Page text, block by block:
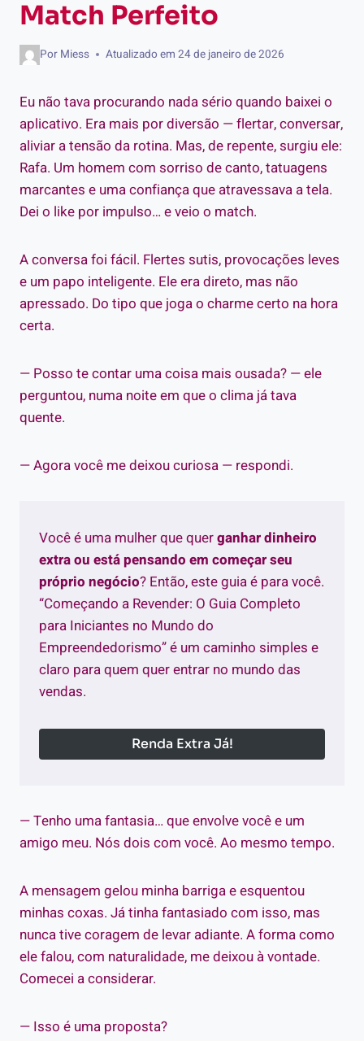
Match Perfeito
Por Miess Atualizado em 24 de janeiro de 2026
Eu não tava procurando nada sério quando baixei o
aplicativo. Era mais por diversão — flertar, conversar,
aliviar a tensão da rotina. Mas, de repente, surgiu ele:
Rafa. Um homem com sorriso de canto, tatuagens
marcantes e uma confiança que atravessava a tela.
Dei o like por impulso… e veio o match.
A conversa foi fácil. Flertes sutis, provocações leves
e um papo inteligente. Ele era direto, mas não
apressado. Do tipo que joga o charme certo na hora
certa.
— Posso te contar uma coisa mais ousada? — ele
perguntou, numa noite em que o clima já tava
quente.
— Agora você me deixou curiosa — respondi.
Você é uma mulher que querganhar dinheiro
extra ou está pensando em começar seu
próprio negócio? Então, este guia é para você.
“Começando a Revender: O Guia Completo
para Iniciantes no Mundo do
Empreendedorismo” é um caminho simples e
claro para quem quer entrar no mundo das
vendas.
Renda Extra Já!
— Tenho uma fantasia… que envolve você e um
amigo meu. Nós dois com você. Ao mesmo tempo.
A mensagem gelou minha barriga e esquentou
minhas coxas. Já tinha fantasiado com isso, mas
nunca tive coragem de levar adiante. A forma como
ele falou, com naturalidade, me deixou à vontade.
Comecei a considerar.
— Isso é uma proposta?